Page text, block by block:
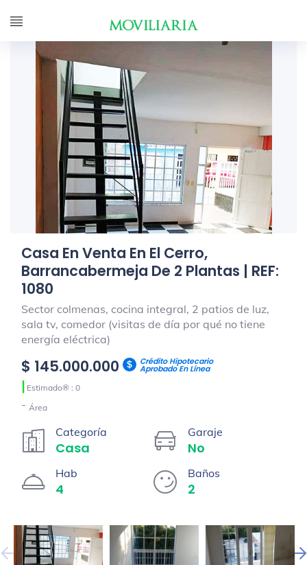
Casa En Venta En El Cerro,
Barrancabermeja De 2 Plantas | REF:
1080
Sector colmenas, cocina integral, 2 patios de luz,
sala tv, comedor (visitas de día por qué no tiene
energía eléctrica)
$ 145.000.000 Crédito Hipotecario
Aprobado En Línea
| Estimado® : 0
- Área
Categoría
Casa
Garaje
No
Hab
4
Baños
2